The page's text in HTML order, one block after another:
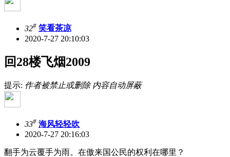
32# 笑看茶凉
2020-7-27 20:10:03
回28楼飞烟2009
提示: 作者被禁止或删除 内容自动屏蔽
33# 海风轻轻吹
2020-7-27 20:16:03
翻手为云覆手为雨。在傲来国公民的权利在哪里？